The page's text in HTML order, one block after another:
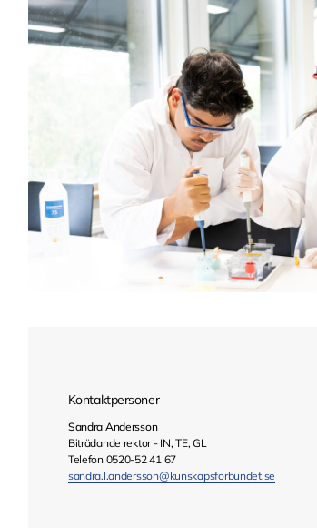
Kontaktpersoner
Sandra Andersson
Biträdande rektor - IN, TE, GL
Telefon 0520-52 41 67
sandra.l.andersson@kunskapsforbundet.se